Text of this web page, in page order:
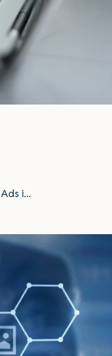
Ads i